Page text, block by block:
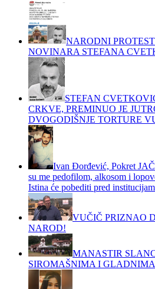
NARODNI
NOVINARA STEFANA
STEFAN
CRKVE, PREMINUO JE
DVOGODIŠNJE TORTURE
Ivan Đorđević, Pokret
su me pedofilom, alkosom i
Istina će pobediti pred
VUČIČ PRIZNAO
NAROD!
MANASTIR
SIROMAŠNIMA I